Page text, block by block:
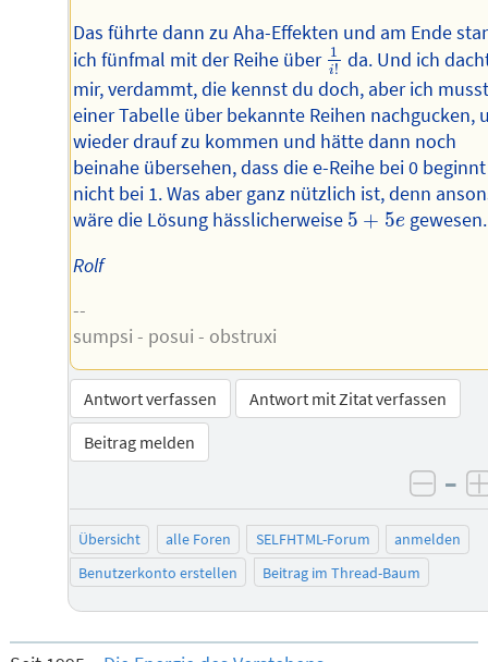
Das führte dann zu Aha-Effekten und am Ende
ich fünfmal mit der Reihe über 1
i!
1i !da. Und ich
mir, verdammt, die kennst du doch, aber ich
einer Tabelle über bekannte Reihen nachgucken,
wieder drauf zu kommen und hätte dann noch
beinahe übersehen, dass die e-Reihe bei 0
nicht bei 1. Was aber ganz nützlich ist, denn
wäre die Lösung hässlicherweise 5 + 5e
5 5 e
gewesen.
Rolf
--
sumpsi - posui - obstruxi
Antwort verfassen
Antwort mit Zitat verfassen
Beitrag melden
–
Übersicht alle Foren SELFHTML-Forum
anmelden
Benutzerkonto erstellen
Beitrag im Thread-Baum